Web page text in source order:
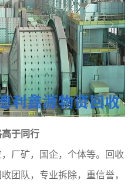
于同行
厂矿，国企，个体等。回收
团队，专业拆除，重信誉，